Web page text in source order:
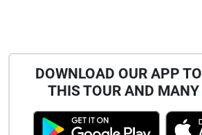
DOWNLOAD OUR APP
THIS TOUR AND MANY